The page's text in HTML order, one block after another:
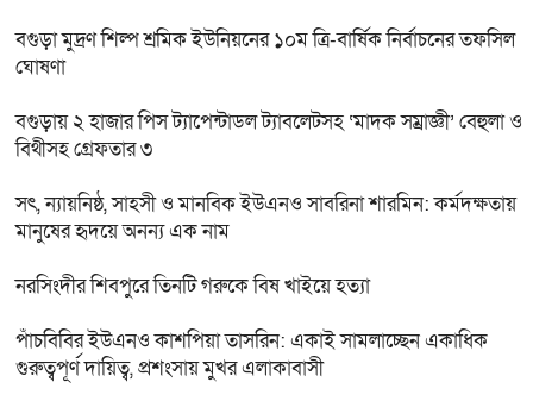
বগুড়া মুদ্রণ শিল্প শ্রমিক ইউনিয়নের ১০ম ত্রি-বার্ষিক নির্বাচনের তফসিল
ঘোষণা
বগুড়ায় ২ হাজার পিস ট্যাপেন্টাডল ট্যাবলেটসহ ‘মাদক সম্রাজ্ঞী’ বেহুলা ও
বিথীসহ গ্রেফতার ৩
সৎ, ন্যায়নিষ্ঠ, সাহসী ও মানবিক ইউএনও সাবরিনা শারমিন: কর্মদক্ষতায়
মানুষের হৃদয়ে অনন্য এক নাম
নরসিংদীর শিবপুরে তিনটি গরুকে বিষ খাইয়ে হত্যা
পাঁচবিবির ইউএনও কাশপিয়া তাসরিন: একাই সামলাচ্ছেন একাধিক
গুরুত্বপূর্ণ দায়িত্ব, প্রশংসায় মুখর এলাকাবাসী